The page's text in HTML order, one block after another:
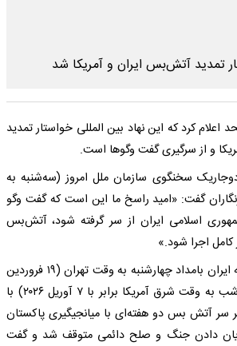
کرد که این نهاد بین المللی خواستار تمدید
و از سرگیری گفت‌ وگوها است.
دوجاریک سخنگوی سازمان ملل امروز (سه‌شنبه به
گفت: «امید راسخ ما این است که گفت‌ وگو
اسلامی ایران از سر گرفته شود، آتش‌بس
اجرا شود.»
جنگ ۴۰ روزه رمضان علیه ایران بامداد چهارشنبه به وقت تهران (۱۹ فروردین
۱۴۰۵ شمسی و سه‌شنبه شب به وقت شرق آمریکا برابر با ۷ آوریل ۲۰۲۶) با
سر آتش بس دو هفته‌ای با میانجیگیری پاکستان
دادن جنگ و صلح دائمی متوقف شد و گفت‌